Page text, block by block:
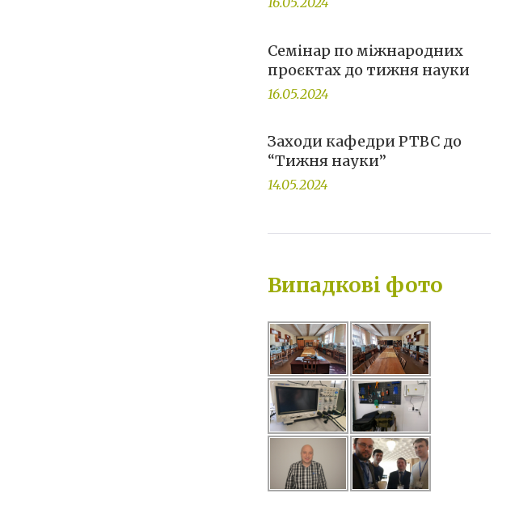
Семінар по міжнародних
проєктах до тижня науки
16.05.2024
Заходи кафедри РТВС до
“Тижня науки”
14.05.2024
Випадкові фото